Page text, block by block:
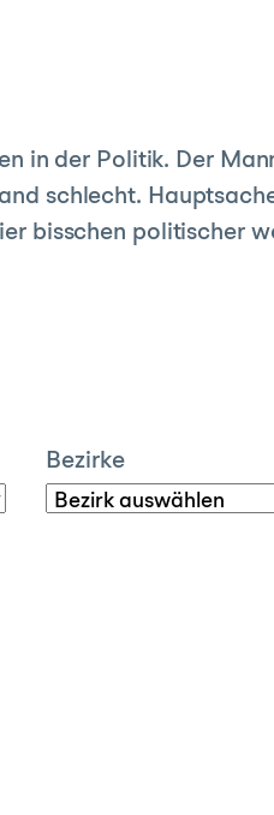
in der Politik. Der
schlecht.
bisschen politischer
Bezirke